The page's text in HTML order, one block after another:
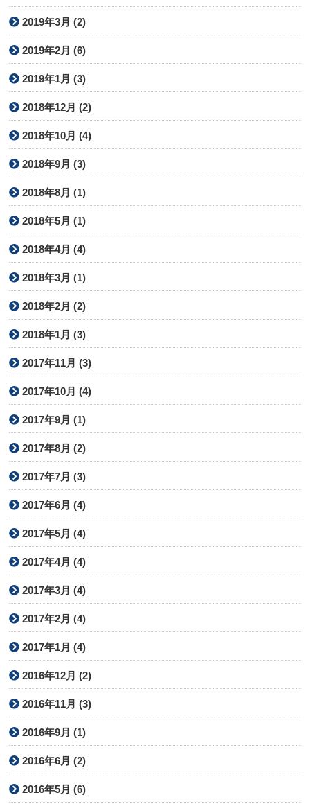
2019年3月 (2)
2019年2月 (6)
2019年1月 (3)
2018年12月 (2)
2018年10月 (4)
2018年9月 (3)
2018年8月 (1)
2018年5月 (1)
2018年4月 (4)
2018年3月 (1)
2018年2月 (2)
2018年1月 (3)
2017年11月 (3)
2017年10月 (4)
2017年9月 (1)
2017年8月 (2)
2017年7月 (3)
2017年6月 (4)
2017年5月 (4)
2017年4月 (4)
2017年3月 (4)
2017年2月 (4)
2017年1月 (4)
2016年12月 (2)
2016年11月 (3)
2016年9月 (1)
2016年6月 (2)
2016年5月 (6)